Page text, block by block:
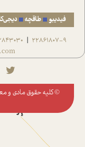
فیدیبو طاقچه
22861807-9
|
© کلیه حقوق مادی و